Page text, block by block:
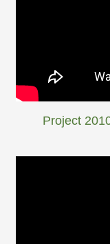
Project